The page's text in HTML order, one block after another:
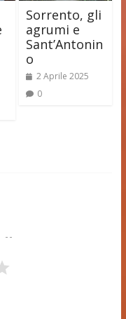
Sorrento, gli
agrumi e
Sant’Antonin
o
2 Aprile 2025
0